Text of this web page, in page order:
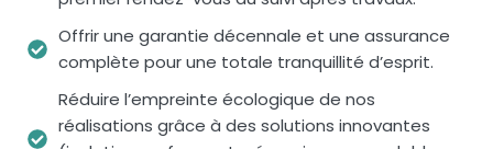
Offrir une garantie décennale et une assurance
complète pour une totale tranquillité d’esprit.
Réduire l’empreinte écologique de nos
réalisations grâce à des solutions innovantes